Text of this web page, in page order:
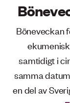
Böneveckan
samtidigt i
samma
en del av